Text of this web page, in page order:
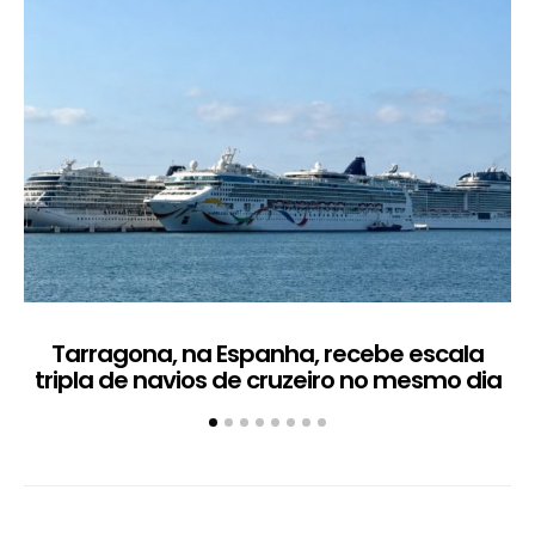
Tarragona, na Espanha, recebe escala
tripla de navios de cruzeiro no mesmo dia